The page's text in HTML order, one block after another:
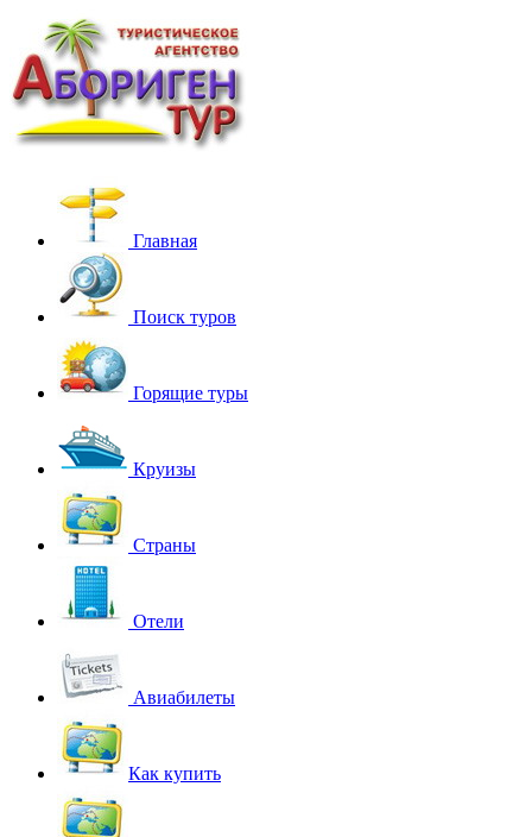
Главная
Поиск туров
Горящие туры
Круизы
Страны
Отели
Авиабилеты
Как купить